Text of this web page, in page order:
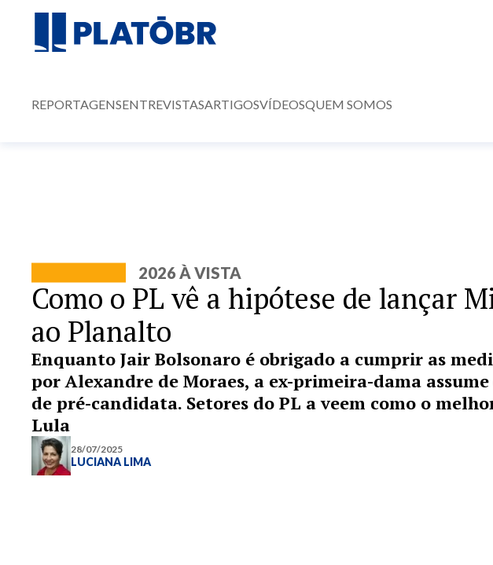
REPORTAGENSENTREVISTASARTIGOSVÍDEOSQUEM SOMOS
2026 À VISTA
Como o PL vê a hipótese de lançar
ao Planalto
Enquanto Jair Bolsonaro é obrigado a cumprir as
por Alexandre de Moraes, a ex-primeira-dama
de pré-candidata. Setores do PL a veem como o
Lula
28/07/2025
LUCIANA LIMA